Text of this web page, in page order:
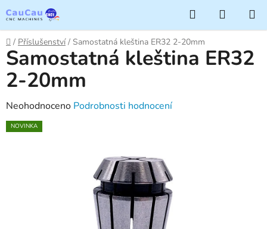
na
obsah
Hledat
KOŠÍK
Domů
/ Příslušenství / Samostatná kleština ER32 2-20mm
Samostatná kleština ER32
2-20mm
Průměrné
hodnocení
Neohodnoceno Podrobnosti hodnocení
NOVINKA